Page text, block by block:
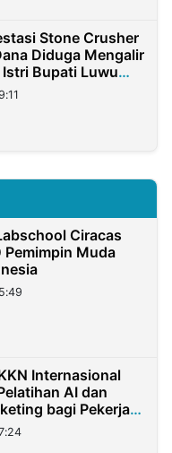
Stone Crusher
Diduga Mengalir
Istri Bupati Luwu
Ciracas
Pemimpin Muda
Internasional
AI dan
bagi Pekerja
di Taiwan